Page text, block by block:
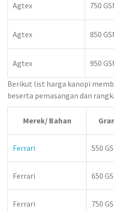
Agtex 750
Agtex 850
Agtex 950
Berikut list harga kanopi
beserta pemasangan dan
Merek/ Bahan
Ferrari 550
Ferrari 650
Ferrari 750